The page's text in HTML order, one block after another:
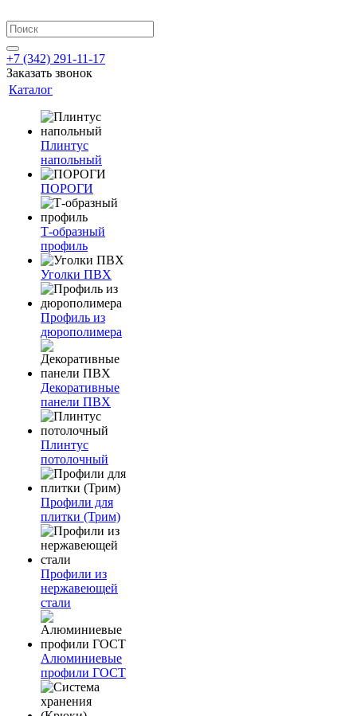
+7 (342) 291-11-17
Заказать звонок
Каталог
Плинтус
напольный
ПОРОГИ
Т-образный
профиль
Уголки ПВХ
Профиль из
дюрополимера
Декоративные
панели ПВХ
Плинтус
потолочный
Профили для
плитки (Трим)
Профили из
нержавеющей
стали
Алюминиевые
профили ГОСТ